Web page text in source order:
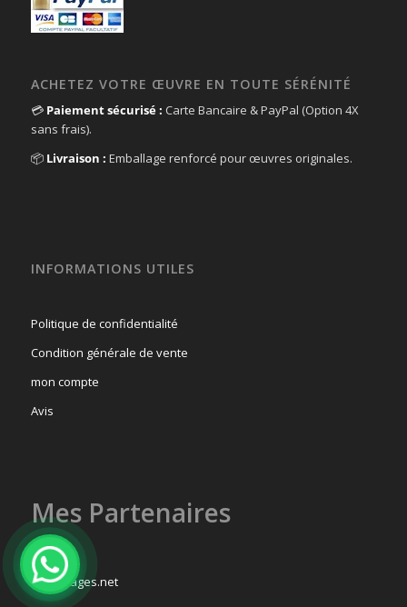
ACHETEZ VOTRE ŒUVRE EN TOUTE SÉRÉNITÉ
💳 Paiement sécurisé : Carte Bancaire & PayPal (Option 4X
sans frais).
📦 Livraison : Emballage renforcé pour œuvres originales.
INFORMATIONS UTILES
Politique de confidentialité
Condition générale de vente
mon compte
Avis
Mes Partenaires